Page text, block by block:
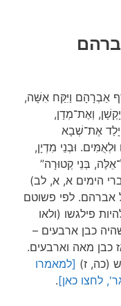
אַבְרָהָם וַיִּקַּח אִשָּׁה,
וְאֶת־מְדָן,
יָלַד אֶת־שְׁבָא
וּבְנֵי מִדְיָן,
בְּנֵי קְטוּרָה”
הימים א, א, לב)
אברהם. לפי פשוטם
פילגשו (ולאו
כבן ארבעים –
מאה וארבעים.
(כה, ז) [למאמרו
לחצו כאן].